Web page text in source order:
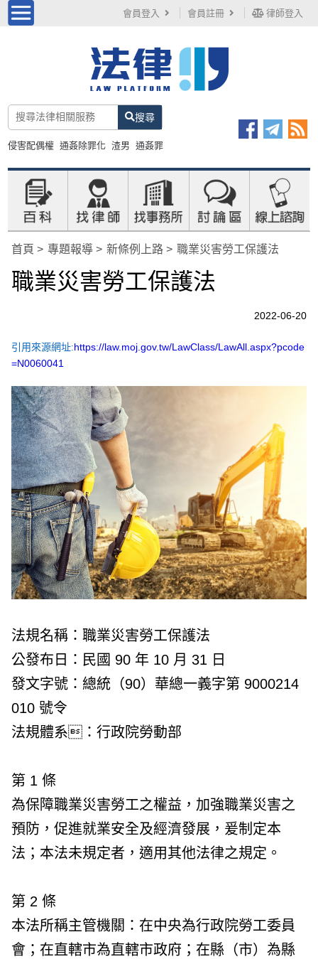
會員登入 會員註冊 律師登入
搜尋
侵害配偶權 通姦除罪化 渣男 通姦罪
首頁 專題報導 新條例上路 職業災害勞工保護法
職業災害勞工保護法
2022-06-20
引用來源網址:https://law.moj.gov.tw/LawClass/LawAll.aspx?pcode
=N0060041
法規名稱：職業災害勞工保護法
公發布日：民國 90 年 10 月 31 日
發文字號：總統（90）華總一義字第 9000214
010 號令
法規體系：行政院勞動部
第 1 條
為保障職業災害勞工之權益，加強職業災害之
預防，促進就業安全及經濟發展，爰制定本
法；本法未規定者，適用其他法律之規定。
第 2 條
本法所稱主管機關：在中央為行政院勞工委員
會；在直轄市為直轄市政府；在縣（市）為縣